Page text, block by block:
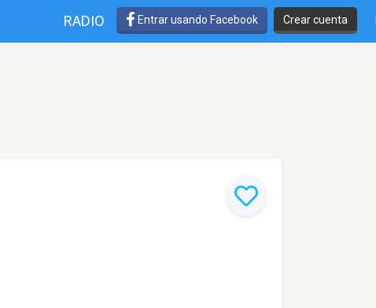
RADIO Entrar usando Facebook Crear cuenta